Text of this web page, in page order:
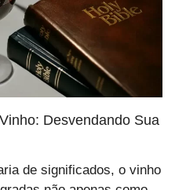
Desvendando Sua
de significados, o vinho